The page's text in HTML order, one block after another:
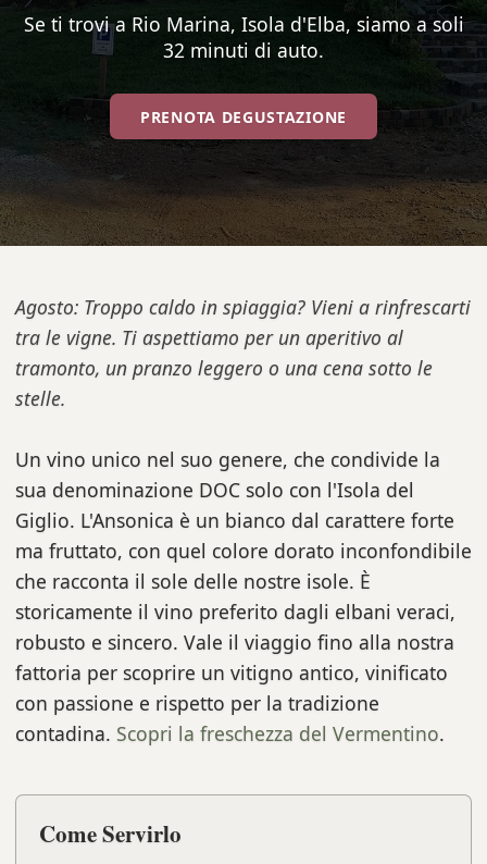
Se ti trovi a Rio Marina, Isola d'Elba, siamo a soli
32 minuti di auto.
PRENOTA DEGUSTAZIONE
Agosto: Troppo caldo in spiaggia? Vieni a rinfrescarti
tra le vigne. Ti aspettiamo per un aperitivo al
tramonto, un pranzo leggero o una cena sotto le
stelle.
Un vino unico nel suo genere, che condivide la
sua denominazione DOC solo con l'Isola del
Giglio. L'Ansonica è un bianco dal carattere forte
ma fruttato, con quel colore dorato inconfondibile
che racconta il sole delle nostre isole. È
storicamente il vino preferito dagli elbani veraci,
robusto e sincero. Vale il viaggio fino alla nostra
fattoria per scoprire un vitigno antico, vinificato
con passione e rispetto per la tradizione
contadina. Scopri la freschezza del Vermentino.
Come Servirlo